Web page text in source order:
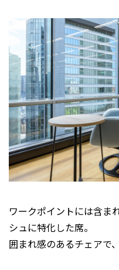
ワークポイントには含ま
シュに特化した席。
囲まれ感のあるチェアで